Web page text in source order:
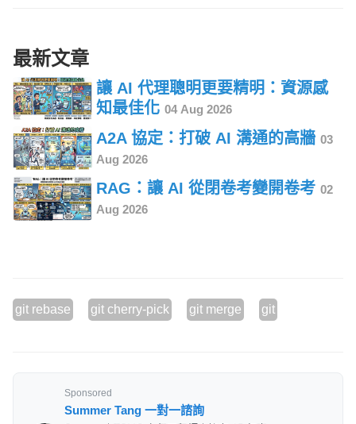
最新文章
讓 AI 代理聰明更要精明：資源感
知最佳化 04 Aug 2026
A2A 協定：打破 AI 溝通的高牆 03
Aug 2026
RAG：讓 AI 從閉卷考變開卷考 02
Aug 2026
git rebase git cherry-pick git merge git
Sponsored
Summer Tang 一對一諮詢